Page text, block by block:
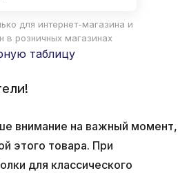
для интернет-магазина и
в розничных магазинах
таблицу
внимание на важный момент,
этого товара. При
для классического